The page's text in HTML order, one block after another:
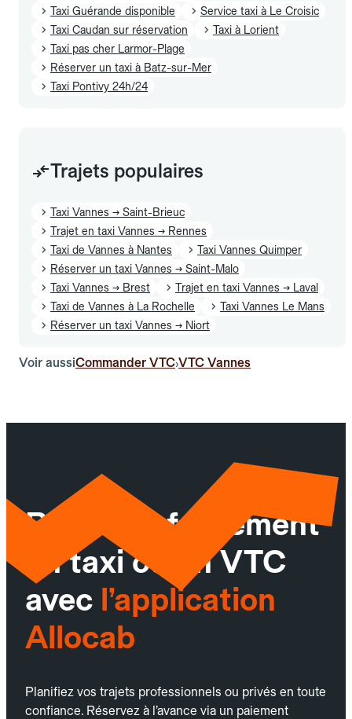
Taxi Guérande disponible
Service taxi à Le Croisic
Taxi Caudan sur réservation
Taxi à Lorient
Taxi pas cher Larmor-Plage
Réserver un taxi à Batz-sur-Mer
Taxi Pontivy 24h/24
Trajets populaires
Taxi Vannes → Saint-Brieuc
Trajet en taxi Vannes → Rennes
Taxi de Vannes à Nantes
Taxi Vannes Quimper
Réserver un taxi Vannes → Saint-Malo
Taxi Vannes → Brest
Trajet en taxi Vannes → Laval
Taxi de Vannes à La Rochelle
Taxi Vannes Le Mans
Réserver un taxi Vannes → Niort
Voir aussiCommander VTC›VTC Vannes
Réservez facilement
un taxi ou un VTC
avec l’application
Allocab
Planifiez vos trajets professionnels ou privés en toute
confiance. Réservez à l’avance via un paiement